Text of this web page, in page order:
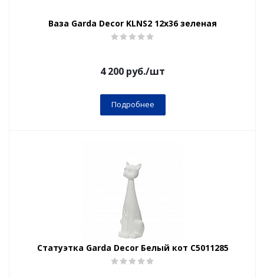
Ваза Garda Decor KLNS2 12х36 зеленая
4 200 руб./шт
Подробнее
Статуэтка Garda Decor Белый кот C5011285